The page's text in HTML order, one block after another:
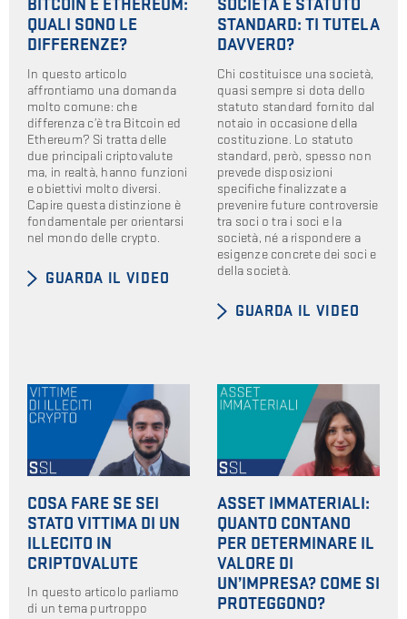
BITCOIN E ETHEREUM:
QUALI SONO LE
DIFFERENZE?
In questo articolo
affrontiamo una domanda
molto comune: che
differenza c’è tra Bitcoin ed
Ethereum? Si tratta delle
due principali criptovalute
ma, in realtà, hanno funzioni
e obiettivi molto diversi.
Capire questa distinzione è
fondamentale per orientarsi
nel mondo delle crypto.
GUARDA IL VIDEO
SOCIETÀ E STATUTO
STANDARD: TI TUTELA
DAVVERO?
Chi costituisce una società,
quasi sempre si dota dello
statuto standard fornito dal
notaio in occasione della
costituzione. Lo statuto
standard, però, spesso non
prevede disposizioni
specifiche finalizzate a
prevenire future controversie
tra soci o tra i soci e la
società, né a rispondere a
esigenze concrete dei soci e
della società.
GUARDA IL VIDEO
COSA FARE SE SEI
STATO VITTIMA DI UN
ILLECITO IN
CRIPTOVALUTE
In questo articolo parliamo
di un tema purtroppo
ASSET IMMATERIALI:
QUANTO CONTANO
PER DETERMINARE IL
VALORE DI
UN’IMPRESA? COME SI
PROTEGGONO?